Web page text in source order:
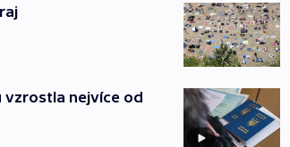
vzrostla nejvíce od